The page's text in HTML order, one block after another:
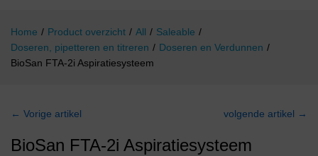
Home / Product overzicht / All / Saleable /
Doseren, pipetteren en titreren / Doseren en Verdunnen /
BioSan FTA-2i Aspiratiesysteem
← Vorige artikel volgende artikel →
BioSan FTA-2i Aspiratiesysteem